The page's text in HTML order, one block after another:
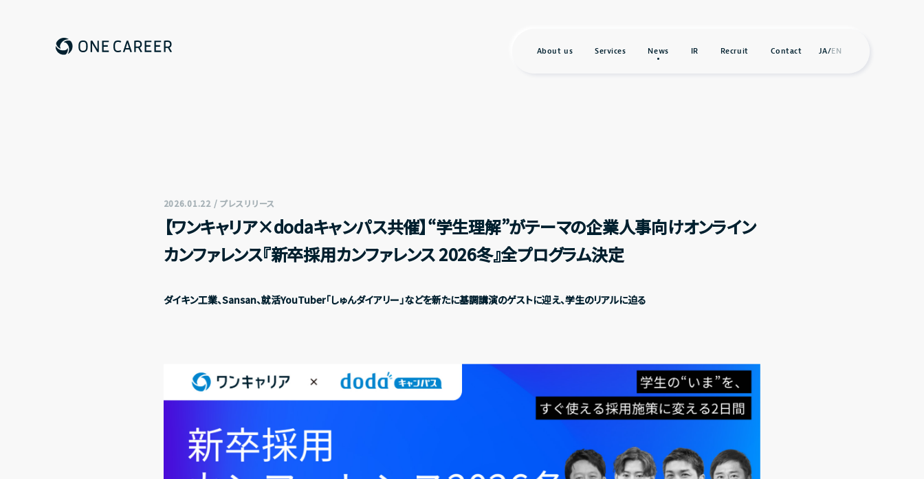
ONE CAREER About us Services News IR Recruit Contact JA/EN
2026.01.22 / プレスリリース
【ワンキャリア×dodaキャンパス共催】“学生理解”がテーマの企業人事向けオンライン
カンファレンス『新卒採用カンファレンス 2026冬』全プログラム決定
ダイキン工業、Sansan、就活YouTuber「しゅんダイアリー」などを新たに基調講演のゲストに迎え、学生のリアルに迫る